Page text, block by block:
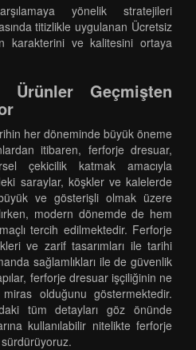
yönelik stratejileri
titizlikle uygulanan Ücretsiz
karakterini ve kalitesini ortaya
Ürünler Geçmişten
her döneminde büyük öneme
itibaren, ferforje dresuar,
çekicilik katmak amacıyla
saraylar, köşkler ve kalelerde
ve gösterişli olmak üzere
modern dönemde de hem
tercih edilmektedir. Ferforje
ve zarif tasarımları ile tarihi
sağlamlıkları ile de güvenlik
ferforje dresuar işçiliğinin ne
olduğunu göstermektedir.
tüm detayları göz önünde
kullanılabilir nitelikte ferforje